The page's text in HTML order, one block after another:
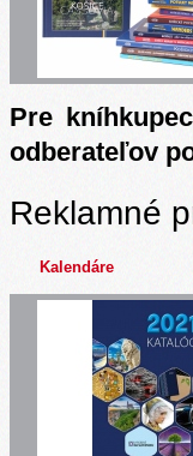
Pre
odberateľov
Reklamné
Kalendáre